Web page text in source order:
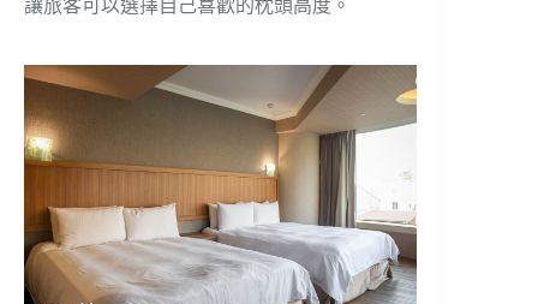
讓旅客可以選擇自己喜歡的枕頭高度。